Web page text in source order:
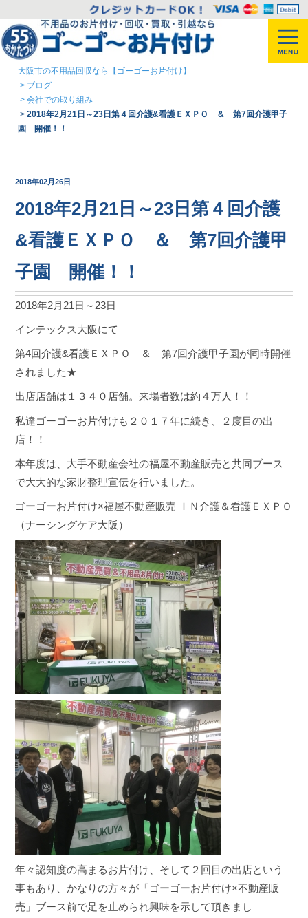
大阪市の不用品回収なら【ゴーゴーお片付け】
> ブログ
>会社での取り組み
>2018年2月21日～23日第４回介護&看護ＥＸＰＯ ＆ 第7回介護甲子
園 開催！！
2018年02月26日
2018年2月21日～23日第４回介護
&看護ＥＸＰＯ ＆ 第7回介護甲
子園 開催！！
2018年2月21日～23日
インテックス大阪にて
第4回介護&看護ＥＸＰＯ ＆ 第7回介護甲子園が同時開催
されました★
出店店舗は１３４０店舗。来場者数は約４万人！！
私達ゴーゴーお片付けも２０１７年に続き、２度目の出
店！！
本年度は、大手不動産会社の福屋不動産販売と共同ブース
で大大的な家財整理宣伝を行いました。
ゴーゴーお片付け×福屋不動産販売 ＩＮ介護＆看護ＥＸＰＯ
（ナーシングケア大阪）
年々認知度の高まるお片付け、そして２回目の出店という
事もあり、かなりの方々が「ゴーゴーお片付け×不動産販
売」ブース前で足を止められ興味を示して頂きまし